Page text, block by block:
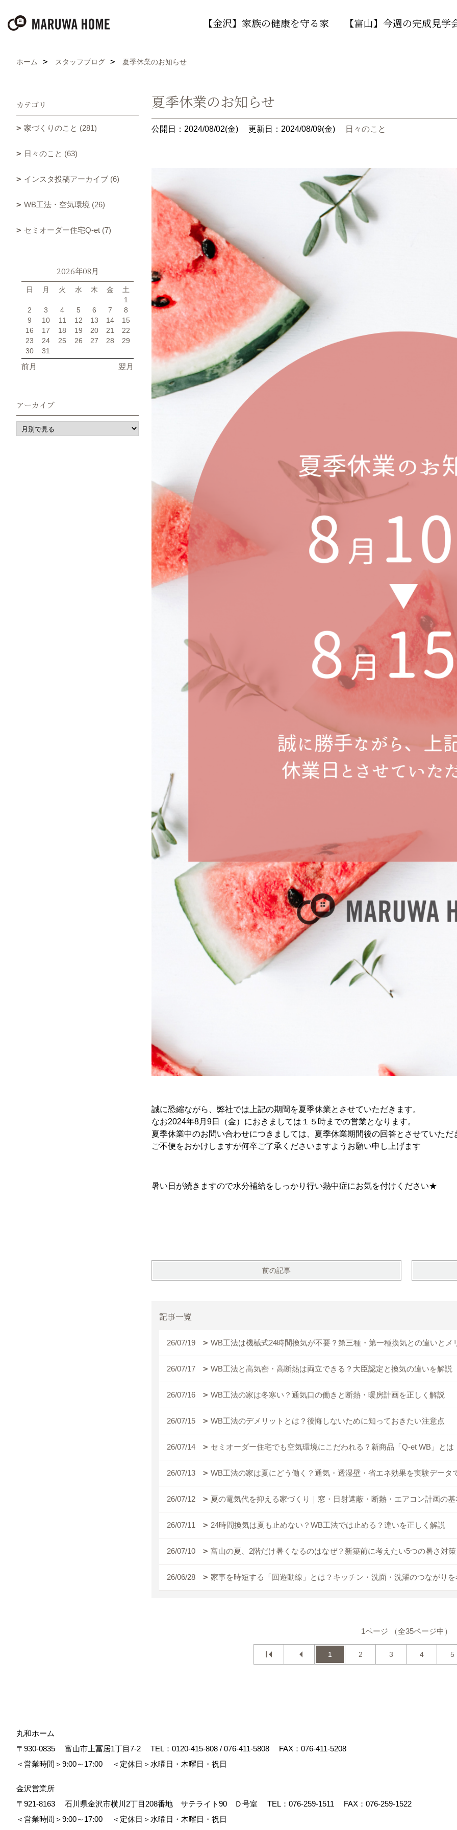
【金沢】家族の健康を守る家 【富山】今週の完成見学
ホーム スタッフブログ 夏季休業のお知らせ
夏季休業のお知らせ
公開日：2024/08/02(金) 更新日：2024/08/09(金) 日々のこと
誠に恐縮ながら、弊社では上記の期間を夏季休業とさせていただきます。
なお2024年8月9日（金）におきましては１５時までの営業となります。
夏季休業中のお問い合わせにつきましては、夏季休業期間後の回答とさせていただ
ご不便をおかけしますが何卒ご了承くださいますようお願い申し上げます
暑い日が続きますので水分補給をしっかり行い熱中症にお気を付けください★
前の記事
記事一覧
26/07/19 WB工法は機械式24時間換気が不要？第三種・第一種換気との違いとメ
26/07/17 WB工法と高気密・高断熱は両立できる？大臣認定と換気の違いを解説
26/07/16 WB工法の家は冬寒い？通気口の働きと断熱・暖房計画を正しく解説
26/07/15 WB工法のデメリットとは？後悔しないために知っておきたい注意点
26/07/14 セミオーダー住宅でも空気環境にこだわれる？新商品「Q-et WB」とは
26/07/13 WB工法の家は夏にどう働く？通気・透湿壁・省エネ効果を実験データ
26/07/12 夏の電気代を抑える家づくり｜窓・日射遮蔽・断熱・エアコン計画の基
26/07/11 24時間換気は夏も止めない？WB工法では止める？違いを正しく解説
26/07/10 富山の夏、2階だけ暑くなるのはなぜ？新築前に考えたい5つの暑さ対策
26/06/28 家事を時短する「回遊動線」とは？キッチン・洗面・洗濯のつながり
1ページ （全35ページ中）
1 2 3 4 5
カテゴリ
家づくりのこと (281)
日々のこと (63)
インスタ投稿アーカイブ (6)
WB工法・空気環境 (26)
セミオーダー住宅Q-et (7)
2026年08月
日 月 火 水 木 金
土
1
2
3 4 5 6 7
8
9
10 11 12 13 14
15
16
17 18 19 20 21
22
23
24 25 26 27 28
29
30
31
前月 翌月
アーカイブ
丸和ホーム
〒930-0835
富山市上冨居1丁目7-2 TEL： 0120-415-808 / 076-411-5808
FAX：076-411-5208
＜営業時間＞9:00～17:00
＜定休日＞水曜日・木曜日・祝日
金沢営業所
〒921-8163
石川県金沢市横川2丁目208番地 サテライト90 Ｄ号室 TEL： 076-259-1511
FAX：076-259-1522
＜営業時間＞9:00～17:00
＜定休日＞水曜日・木曜日・祝日